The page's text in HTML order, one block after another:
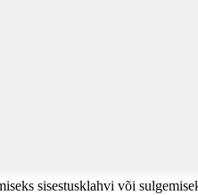
sisestusklahvi või